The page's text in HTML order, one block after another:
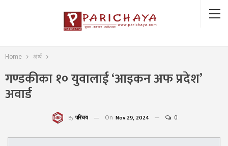
Home अर्थ
गण्डकीका १० युवालाई ‘आइकन अफ प्रदेश’
अवार्ड
By परिचय On Nov 29, 2024 0